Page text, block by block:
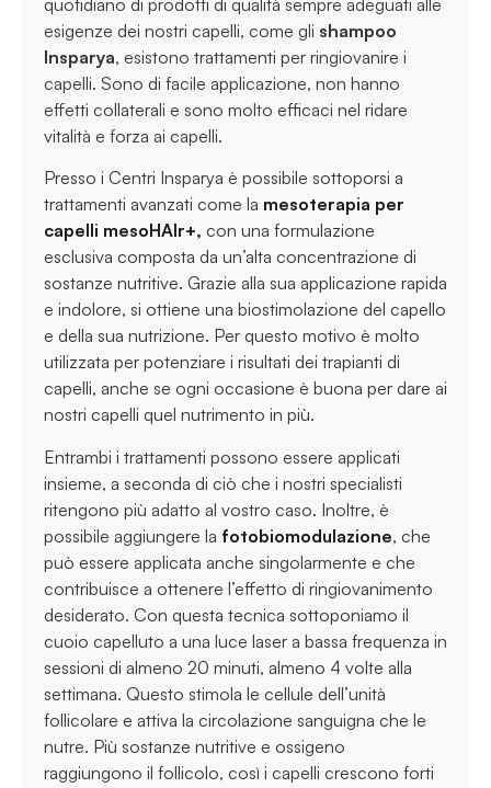
esigenze dei nostri capelli, come gli shampoo
Insparya, esistono trattamenti per ringiovanire i
capelli. Sono di facile applicazione, non hanno
effetti collaterali e sono molto efficaci nel ridare
vitalità e forza ai capelli.
Presso i Centri Insparya è possibile sottoporsi a
trattamenti avanzati come la mesoterapia per
capelli mesoHAIr+, con una formulazione
esclusiva composta da un’alta concentrazione di
sostanze nutritive. Grazie alla sua applicazione rapida
e indolore, si ottiene una biostimolazione del capello
e della sua nutrizione. Per questo motivo è molto
utilizzata per potenziare i risultati dei trapianti di
capelli, anche se ogni occasione è buona per dare ai
nostri capelli quel nutrimento in più.
Entrambi i trattamenti possono essere applicati
insieme, a seconda di ciò che i nostri specialisti
ritengono più adatto al vostro caso. Inoltre, è
possibile aggiungere la fotobiomodulazione, che
può essere applicata anche singolarmente e che
contribuisce a ottenere l’effetto di ringiovanimento
desiderato. Con questa tecnica sottoponiamo il
cuoio capelluto a una luce laser a bassa frequenza in
sessioni di almeno 20 minuti, almeno 4 volte alla
settimana. Questo stimola le cellule dell’unità
follicolare e attiva la circolazione sanguigna che le
nutre. Più sostanze nutritive e ossigeno
raggiungono il follicolo, così i capelli crescono forti